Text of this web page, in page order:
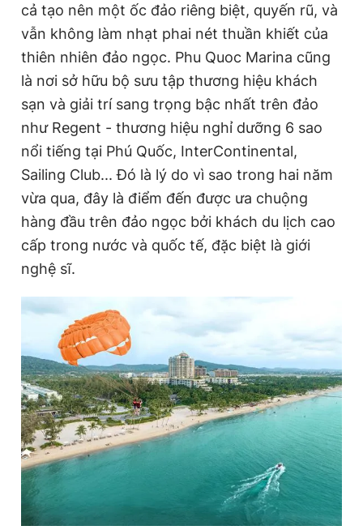
Quảng cáo RSS
Tổng biên tập: Nguyễn Ngọc Toàn
Phó tổng biên tập thường trực: Hải Thành
Phó tổng biên tập: Lâm Hiếu Dũng
Phó tổng biên tập: Trần Việt Hưng
Tổng thư ký tòa soạn: Đức Trung
Giấy phép xuất bản số 110/GP - BTTTT cấp ngày 24.3.2020
© 2003-2026 Bản quyền thuộc về Báo Thanh Niên. Cấm sao
chép dưới mọi hình thức nếu không có sự chấp thuận bằng văn
bản. Phát triển bởi ePi Technologies, JSC.
cả tạo nên một ốc đảo riêng biệt, quyến rũ, và
vẫn không làm nhạt phai nét thuần khiết của
thiên nhiên đảo ngọc. Phu Quoc Marina cũng
là nơi sở hữu bộ sưu tập thương hiệu khách
sạn và giải trí sang trọng bậc nhất trên đảo
như Regent - thương hiệu nghỉ dưỡng 6 sao
nổi tiếng tại Phú Quốc, InterContinental,
Sailing Club... Đó là lý do vì sao trong hai năm
vừa qua, đây là điểm đến được ưa chuộng
hàng đầu trên đảo ngọc bởi khách du lịch cao
cấp trong nước và quốc tế, đặc biệt là giới
nghệ sĩ.